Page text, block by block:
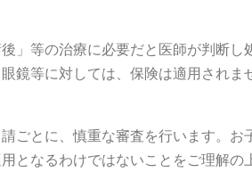
等の治療に必要だと医師が判断
等に対しては、保険は適用され
ごとに、慎重な審査を行います。
なるわけではないことをご理解の